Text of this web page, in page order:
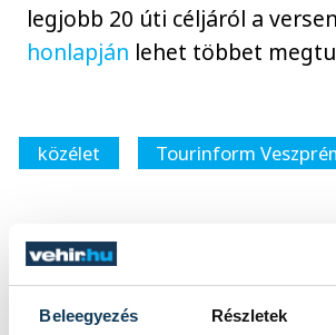
Beleegyezés Részletek
legjobb 20 úti céljáról a
honlapján lehet többet
közélet Tourinform